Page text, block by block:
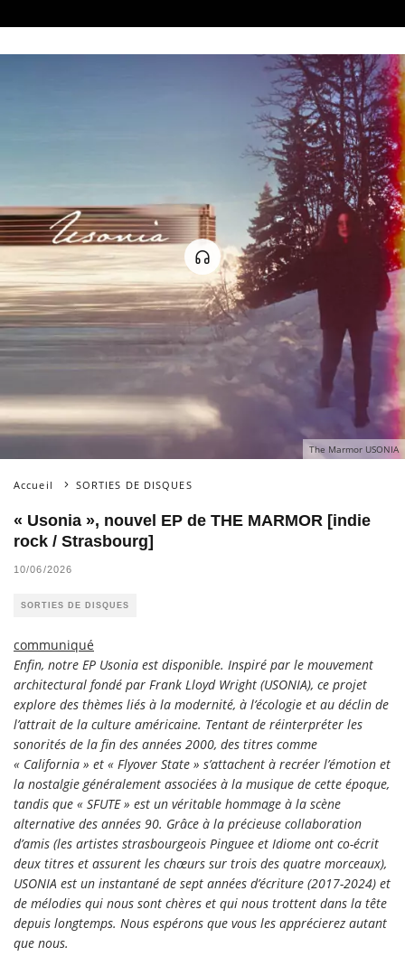
The Marmor USONIA
Accueil SORTIES DE DISQUES
« Usonia », nouvel EP de THE MARMOR [indie
rock / Strasbourg]
10/06/2026
SORTIES DE DISQUES
communiqué
Enfin, notre EP Usonia est disponible. Inspiré par le mouvement
architectural fondé par Frank Lloyd Wright (USONIA), ce projet
explore des thèmes liés à la modernité, à l’écologie et au déclin de
l’attrait de la culture américaine. Tentant de réinterpréter les
sonorités de la fin des années 2000, des titres comme
« California » et « Flyover State » s’attachent à recréer l’émotion et
la nostalgie généralement associées à la musique de cette époque,
tandis que « SFUTE » est un véritable hommage à la scène
alternative des années 90. Grâce à la précieuse collaboration
d’amis (les artistes strasbourgeois Pinguee et Idiome ont co-écrit
deux titres et assurent les chœurs sur trois des quatre morceaux),
USONIA est un instantané de sept années d’écriture (2017-2024) et
de mélodies qui nous sont chères et qui nous trottent dans la tête
depuis longtemps. Nous espérons que vous les apprécierez autant
que nous.